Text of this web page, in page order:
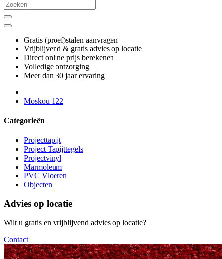
Gratis (proef)stalen aanvragen
Vrijblijvend & gratis advies op locatie
Direct online prijs berekenen
Volledige ontzorging
Meer dan 30 jaar ervaring
Moskou 122
Categorieën
Projecttapijt
Project Tapijttegels
Projectvinyl
Marmoleum
PVC Vloeren
Objecten
Advies op locatie
Wilt u gratis en vrijblijvend advies op locatie?
Contact